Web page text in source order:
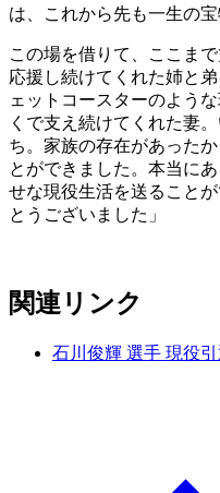
は、これから先も一生の宝
この場を借りて、ここま
応援し続けてくれた姉と
ェットコースターのよう
くで支え続けてくれた妻
ち。家族の存在があった
とができました。本当に
せな現役生活を送ること
とうございました」
関連リンク
石川俊輝 選手 現役